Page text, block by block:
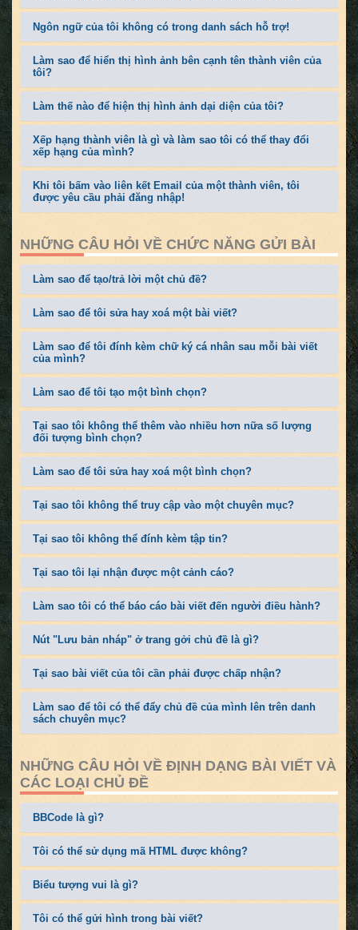
Ngôn ngữ của tôi không có trong danh sách hỗ trợ!
Làm sao để hiển thị hình ảnh bên cạnh tên thành viên của
tôi?
Làm thế nào để hiện thị hình ảnh dại diện của tôi?
Xếp hạng thành viên là gì và làm sao tôi có thể thay đổi
xếp hạng của mình?
Khi tôi bấm vào liên kết Email của một thành viên, tôi
được yêu cầu phải đăng nhập!
NHỮNG CÂU HỎI VỀ CHỨC NĂNG GỬI BÀI
Làm sao để tạo/trả lời một chủ đề?
Làm sao để tôi sửa hay xoá một bài viết?
Làm sao để tôi đính kèm chữ ký cá nhân sau mỗi bài viết
của mình?
Làm sao để tôi tạo một bình chọn?
Tại sao tôi không thể thêm vào nhiều hơn nữa số lượng
đối tượng bình chọn?
Làm sao để tôi sửa hay xoá một bình chọn?
Tại sao tôi không thể truy cập vào một chuyên mục?
Tại sao tôi không thể đính kèm tập tin?
Tại sao tôi lại nhận được một cảnh cáo?
Làm sao tôi có thể báo cáo bài viết đến người điều hành?
Nút "Lưu bản nháp" ở trang gởi chủ đề là gì?
Tại sao bài viết của tôi cần phải được chấp nhận?
Làm sao để tôi có thể đẩy chủ đề của mình lên trên danh
sách chuyên mục?
NHỮNG CÂU HỎI VỀ ĐỊNH DẠNG BÀI VIẾT VÀ
CÁC LOẠI CHỦ ĐỀ
BBCode là gì?
Tôi có thể sử dụng mã HTML được không?
Biểu tượng vui là gì?
Tôi có thể gửi hình trong bài viết?